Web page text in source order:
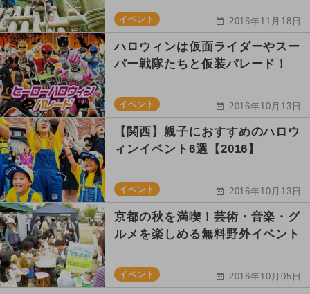
イベント 2016年11月18日
ハロウィンは仮面ライダーやスー
パー戦隊たちと仮装パレード！
イベント 2016年10月13日
【関西】親子におすすめのハロウ
ィンイベント6選【2016】
イベント 2016年10月13日
京都の秋を満喫！芸術・音楽・グ
ルメを楽しめる無料野外イベント
イベント 2016年10月05日